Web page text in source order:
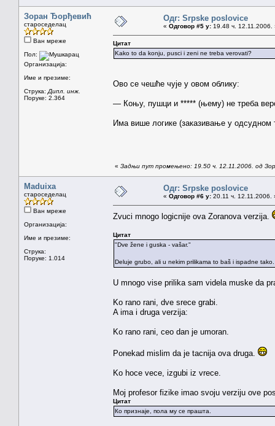
Зоран Ђорђевић
староседелац
Ван мреже
Пол:
Организација:
Име и презиме:
Струка: Дипл. инж.
Поруке: 2.364
Одг: Srpske poslovice
« Одговор #5 у: 19.48 ч. 12.11.2006.
Цитат
Kako to da konju, pusci i zeni ne treba verovati?
Ово се чешће чује у овом облику:
— Коњу, пушци и ***** (њему) не треба
Има више логике (заказивање у одсудном
« Задњи пут промењено: 19.50 ч. 12.11.2006. од
Maduixa
староседелац
Ван мреже
Организација:
Име и презиме:
Струка:
Поруке: 1.014
Одг: Srpske poslovice
« Одговор #6 у: 20.11 ч. 12.11.2006.
Zvuci mnogo logicnije ova Zoranova verzija.
Цитат
"Dve žene i guska - vašar."
Deluje grubo, ali u nekim prilikama to baš i ispadne tako.
U mnogo vise prilika sam videla muske da
Ko rano rani, dve srece grabi.
A ima i druga verzija:
Ko rano rani, ceo dan je umoran.
Ponekad mislim da je tacnija ova druga.
Ko hoce vece, izgubi iz vrece.
Moj profesor fizike imao svoju verziju ove
Цитат
Ко признаје, пола му се прашта.